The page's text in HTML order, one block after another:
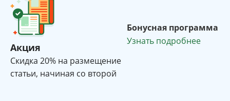
Акция
Cкидка 20% на размещение
статьи, начиная со второй
Бонусная программа
Узнать подробнее